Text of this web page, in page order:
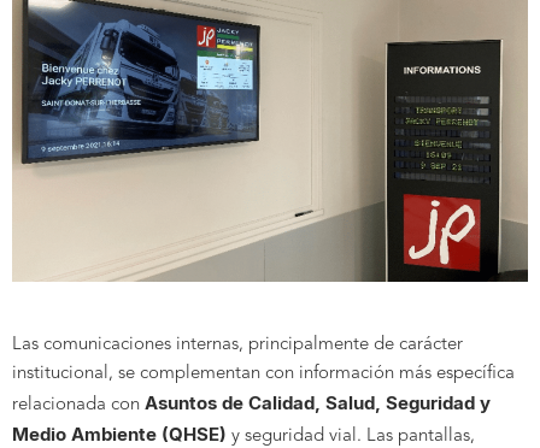
Las comunicaciones internas, principalmente de carácter
institucional, se complementan con información más específica
relacionada con Asuntos de Calidad, Salud, Seguridad y
Medio Ambiente (QHSE) y seguridad vial. Las pantallas,